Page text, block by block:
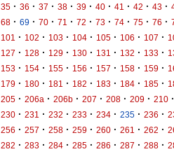
35 · 36 · 37 · 38 · 39 · 40 · 41 · 42 · 43 ·
68 · 69 · 70 · 71 · 72 · 73 · 74 · 75 · 76 ·
101
· 102 · 103 · 104 · 105 · 106 · 107 ·
127 · 128 · 129 · 130 · 131 · 132 · 133 ·
153 · 154 · 155 · 156 · 157 · 158 · 159 ·
179 · 180 · 181 · 182 · 183 · 184 · 185 ·
205 · 206a · 206b · 207 · 208 · 209 · 210 ·
230 · 231 · 232 · 233 · 234 · 235 · 236 ·
256 · 257 · 258 · 259 · 260 · 261 · 262 ·
282 · 283 · 284 · 285 · 286 · 287 · 288 ·